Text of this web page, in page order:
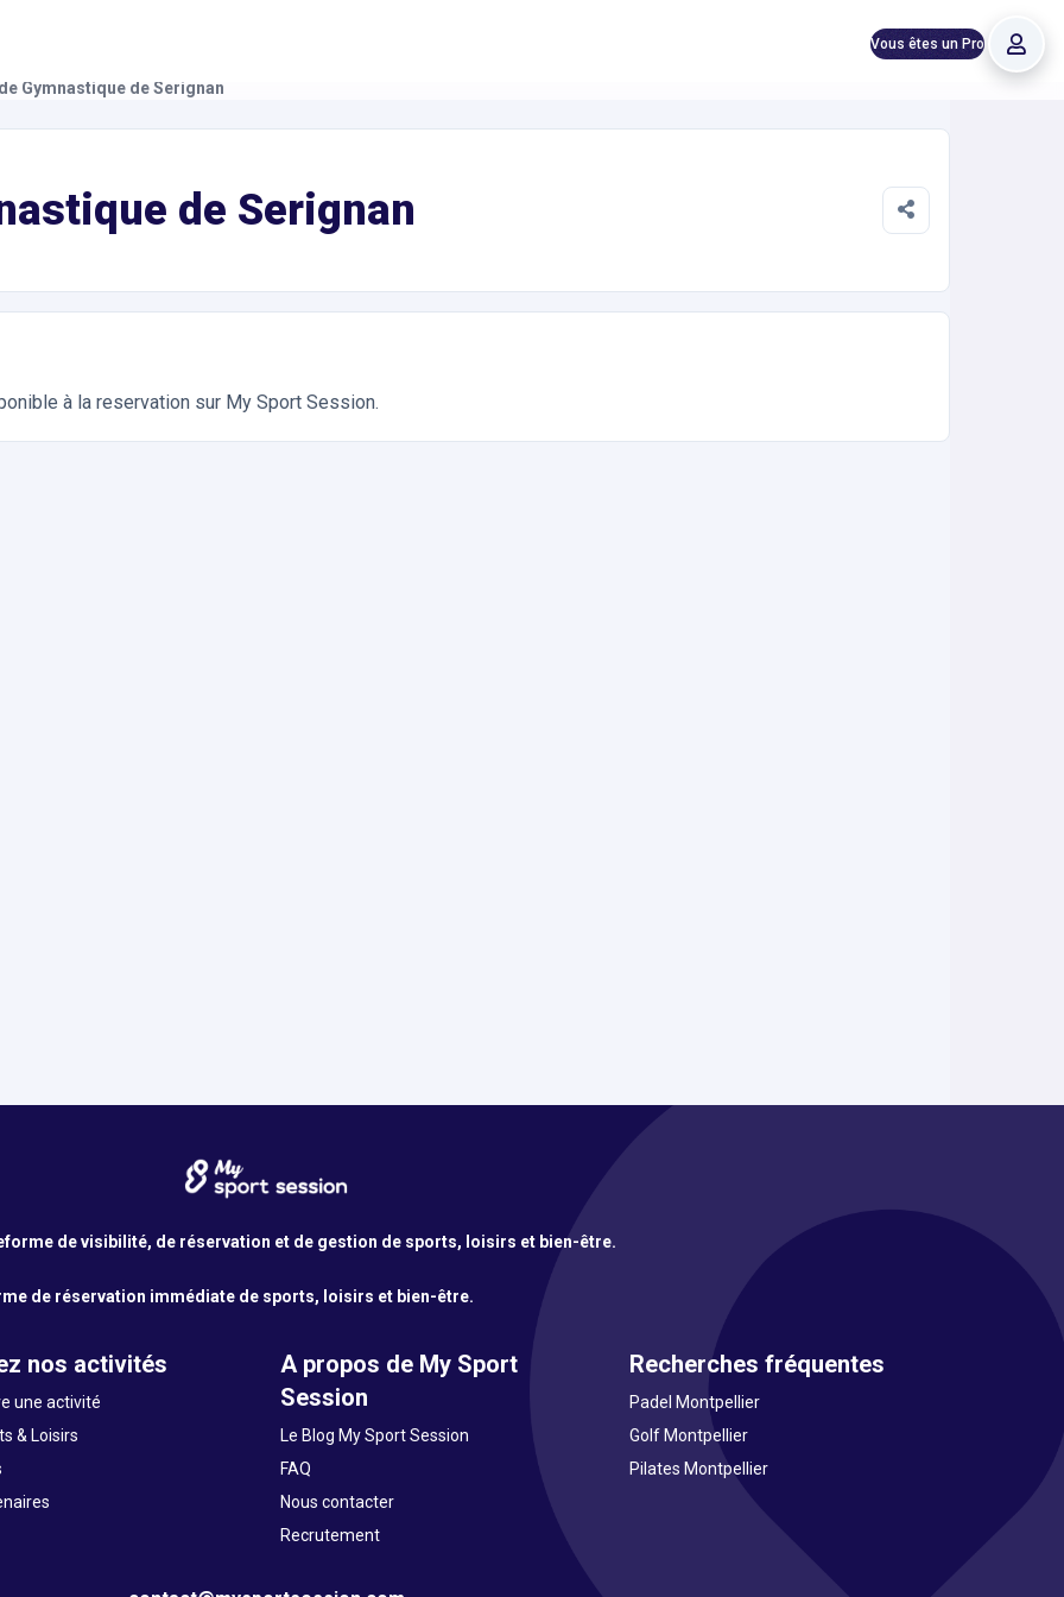
Vous êtes un Pro
Gymnastique de Serignan
de Serignan
à la reservation sur My Sport Session.
de visibilité, de réservation et de gestion de sports, loisirs et bien-être.
de réservation immédiate de sports, loisirs et bien-être.
nos activités
une activité
& Loisirs
A propos de My Sport
Session
Le Blog My Sport Session
FAQ
Nous contacter
Recrutement
Recherches fréquentes
Padel Montpellier
Golf Montpellier
Pilates Montpellier